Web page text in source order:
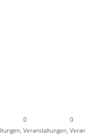
0
Veranstaltungen,
0